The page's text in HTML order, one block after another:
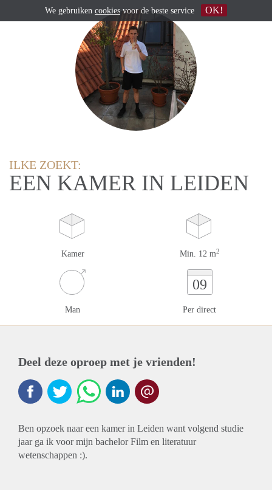
ILKE ZOEKT:
EEN KAMER IN LEIDEN
Kamer Min. 12 m2
Man
09
Per direct
Deel deze oproep met je vrienden!
Ben opzoek naar een kamer in Leiden want volgend studie
jaar ga ik voor mijn bachelor Film en literatuur
wetenschappen :).
We gebruiken cookies voor de beste service OK!